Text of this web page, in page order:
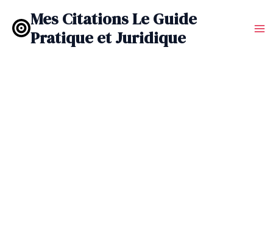
contenu
Mes Citations Le Guide
Pratique et Juridique